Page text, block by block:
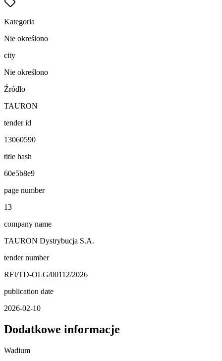
Kategoria
Nie określono
city
Nie określono
Źródło
TAURON
tender id
13060590
title hash
60e5b8e9
page number
13
company name
TAURON Dystrybucja S.A.
tender number
RFI/TD-OLG/00112/2026
publication date
2026-02-10
Dodatkowe informacje
Wadium